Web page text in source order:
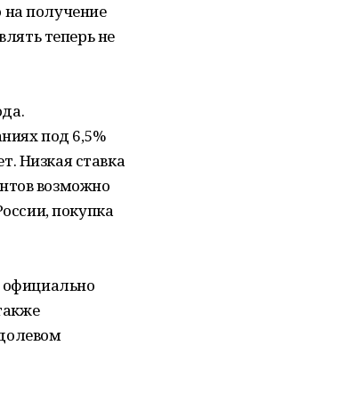
на получение
теперь не
под 6,5%
Низкая ставка
возможно
покупка